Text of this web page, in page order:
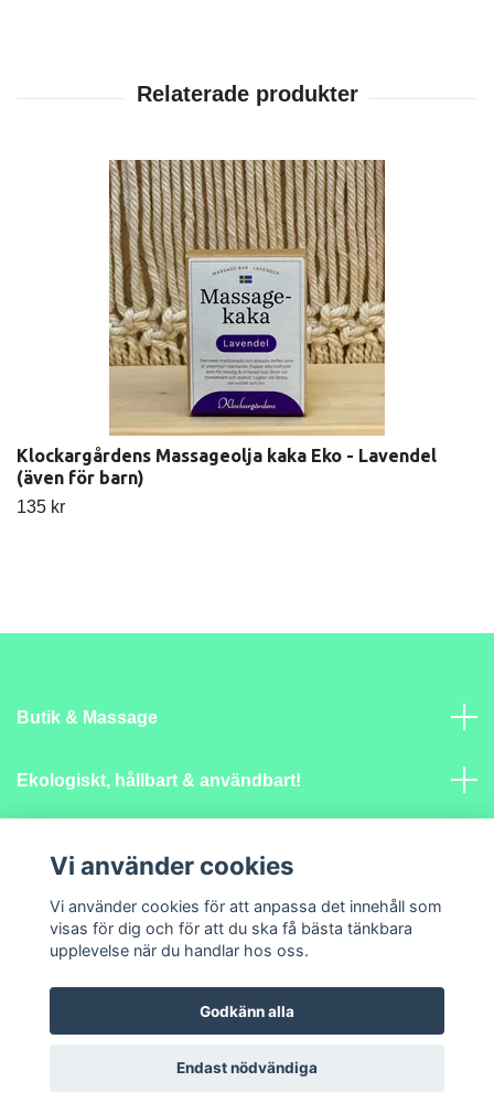
Klockargårdens Massageolja kaka Eko - Lavendel
(även för barn)
135 kr
Butik & Massage
Ekologiskt, hållbart & användbart!
Sociala medier
© 2026 Lantlig Själ
Vi använder cookies
Vi använder cookies för att anpassa det innehåll som
visas för dig och för att du ska få bästa tänkbara
upplevelse när du handlar hos oss.
Godkänn alla
Endast nödvändiga